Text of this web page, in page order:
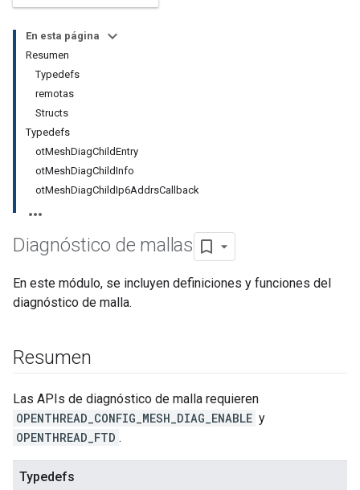
En esta página
Resumen
Typedefs
remotas
Structs
Typedefs
otMeshDiagChildEntry
otMeshDiagChildInfo
otMeshDiagChildIp6AddrsCallback
Diagnóstico de mallas
En este módulo, se incluyen definiciones y funciones del
diagnóstico de malla.
Resumen
Las APIs de diagnóstico de malla requieren
OPENTHREAD_CONFIG_MESH_DIAG_ENABLE y
OPENTHREAD_FTD .
Typedefs